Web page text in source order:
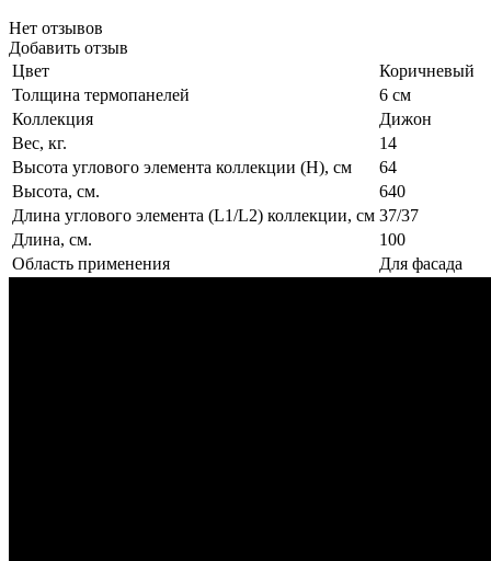
Нет отзывов
Добавить отзыв
Цвет
Коричневый
Толщина термопанелей
6 см
Коллекция
Дижон
Вес, кг.
14
Высота углового элемента коллекции (H), см
64
Высота, см.
640
Длина углового элемента (L1/L2) коллекции, см 37/37
Длина, см.
100
Область применения
Для фасада